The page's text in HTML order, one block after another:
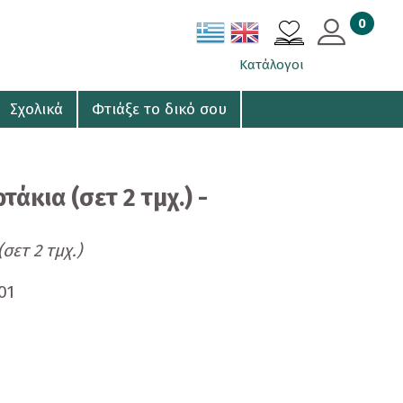
0
Κατάλογοι
Σχολικά Φτιάξε το δικό σου
(σετ 2 τμχ.) -
2 τμχ.)